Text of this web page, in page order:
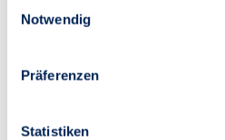
Notwendig
Präferenzen
Statistiken
Risiko-Rendite-Diagramm